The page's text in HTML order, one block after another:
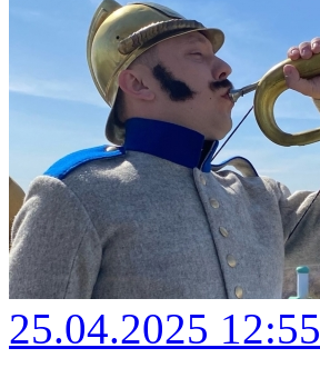
25.04.2025 12:55